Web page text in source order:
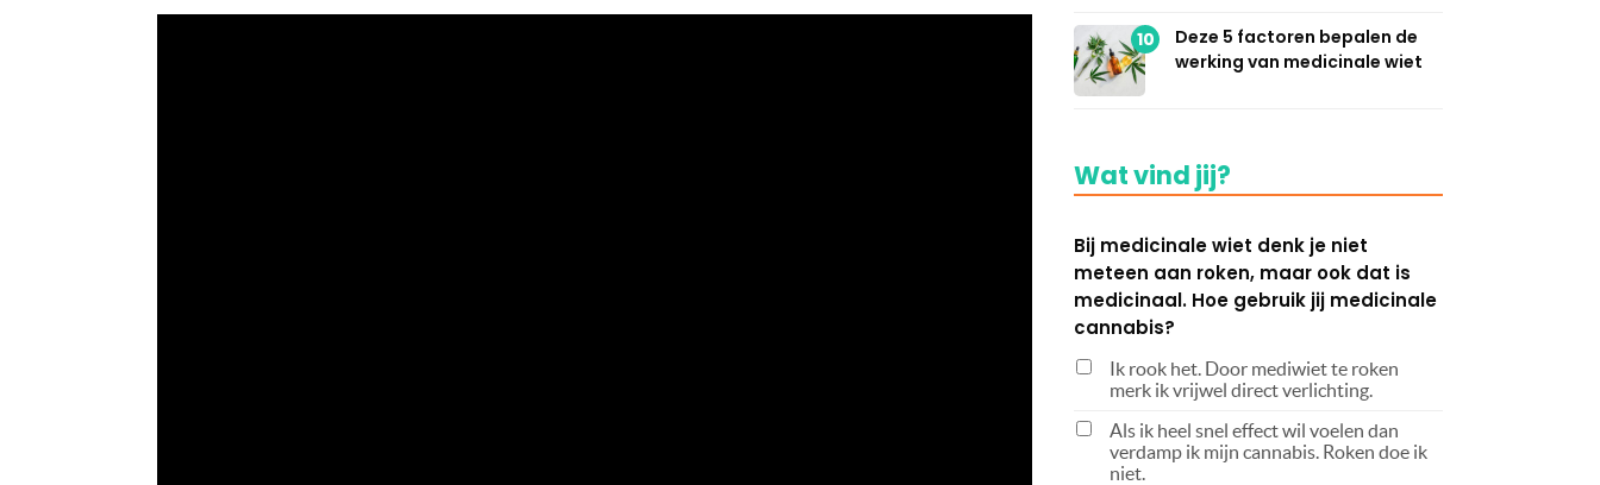
10
Deze 5 factoren bepalen de
werking van medicinale wiet
Wat vind jij?
Bij medicinale wiet denk je niet
meteen aan roken, maar ook dat is
medicinaal. Hoe gebruik jij medicinale
cannabis?
Ik rook het. Door mediwiet te roken
merk ik vrijwel direct verlichting.
Als ik heel snel effect wil voelen dan
verdamp ik mijn cannabis. Roken doe ik
niet.